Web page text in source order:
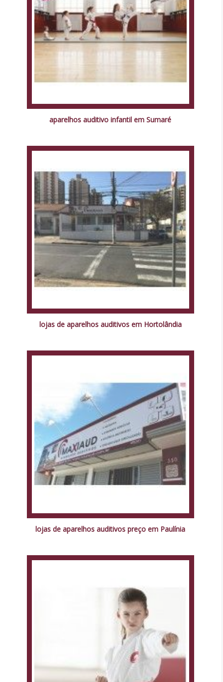
aparelhos auditivo infantil em Sumaré
lojas de aparelhos auditivos em Hortolândia
lojas de aparelhos auditivos preço em Paulínia